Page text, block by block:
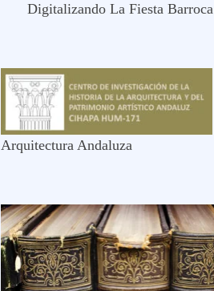
Digitalizando La Fiesta Barroca
Arquitectura Andaluza